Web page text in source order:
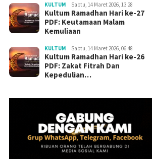
KULTUM Sabtu, 14 Maret 2026, 13:28
Kultum Ramadhan Hari ke-27
PDF: Keutamaan Malam
Kemuliaan
KULTUM Sabtu, 14 Maret 2026, 06:48
Kultum Ramadhan Hari ke-26
PDF: Zakat Fitrah Dan
Kepedulian…